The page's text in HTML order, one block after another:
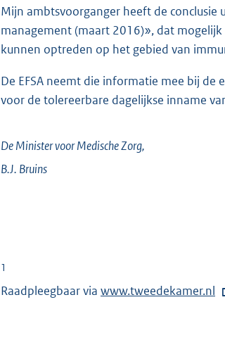
Mijn ambtsvoorganger heeft de conclusie
management (maart 2016)», dat
kunnen optreden op het gebied van
De EFSA neemt die informatie mee bij de
voor de tolereerbare dagelijkse inname
De Minister voor Medische Zorg,
B.J. Bruins
1
Raadpleegbaar via E
www.tweedekamer.nl